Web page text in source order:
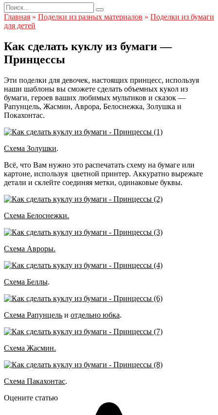
Search
for:
Главная » Поделки из разных материалов » Поделки из бумаги
для детей
Как сделать куклу из бумаги —
Принцессы
Эти поделки для девочек, настоящих принцесс, используя
наши шаблоны вы сможете сделать объемных кукол из
бумаги, героев ваших любимых мультиков и сказок —
Рапунцель, Жасмин, Аврора, Белоснежка, Золушка и
Покахонтас.
Схема Золушки.
Всё, что Вам нужно это распечатать схему на бумаге или
картоне, используя цветной принтер. Аккуратно вырежьте
детали и склейте соединяя метки, одинаковые буквы.
Схема Белоснежки.
Схема Авроры.
Схема Беллы.
Схема Рапунцель и отдельно юбка.
Схема Жасмин.
Схема Пакахонтас.
Оцените статью